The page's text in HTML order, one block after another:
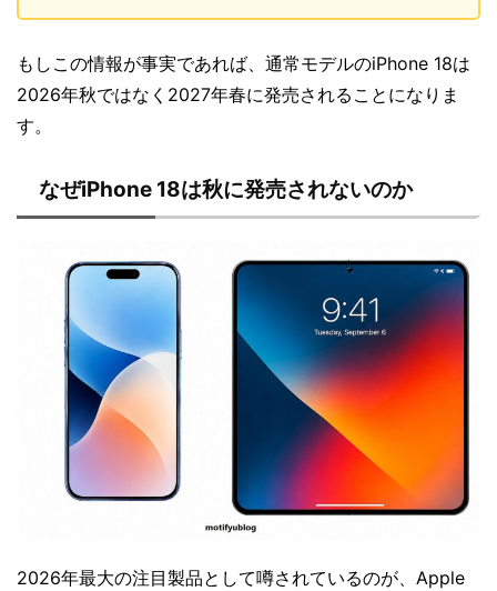
もしこの情報が事実であれば、通常モデルのiPhone 18は
2026年秋ではなく2027年春に発売されることになりま
す。
なぜiPhone 18は秋に発売されないのか
2026年最大の注目製品として噂されているのが、Apple